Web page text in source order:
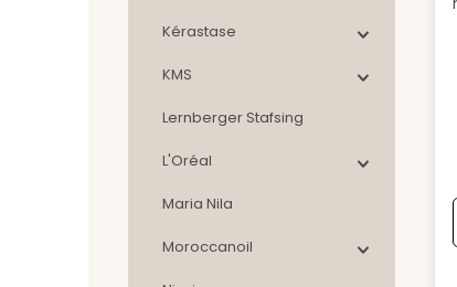
Kérastase
KMS
Lernberger Stafsing
L'Oréal
Maria Nila
Moroccanoil